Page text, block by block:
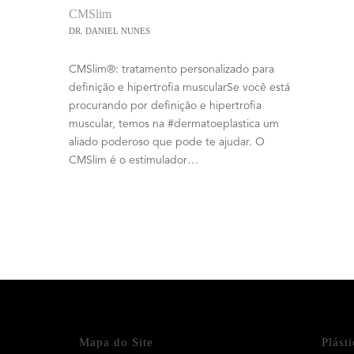
CMSlim
DR. DANIEL NUNES
CMSlim®: tratamento personalizado para
definição e hipertrofia muscularSe você está
procurando por definição e hipertrofia
muscular, temos na #dermatoeplastica um
aliado poderoso que pode te ajudar. O
CMSlim é o estimulador…
Mapa do Site